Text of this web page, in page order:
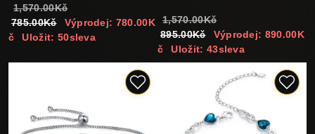
1,570.00Kč
785.00Kč
Výprodej: 780.00K
č
Uložit: 50sleva
1,570.00Kč
895.00Kč
Výprodej: 890.00K
č
Uložit: 43sleva